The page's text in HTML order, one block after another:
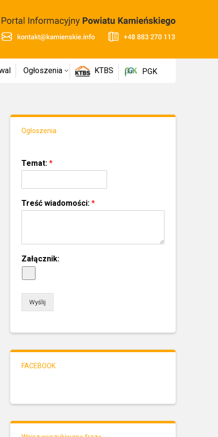
Ogłoszenia KTBS PGK
Ogłoszenia
Temat: *
Treść wiadomości: *
Załącznik:
Wyślij
FACEBOOK